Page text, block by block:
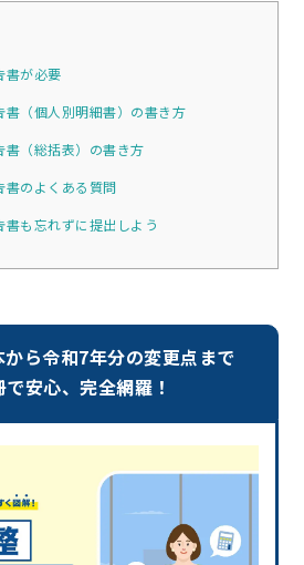
書が必要
（個人別明細書）の書き方
（総括表）の書き方
書のよくある質問
も忘れずに提出しよう
ら令和7年分の変更点まで
で安心、完全網羅！